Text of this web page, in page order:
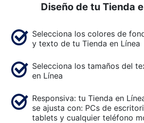
Diseño de tu Tienda
Selecciona los colores de
y texto de tu Tienda en Línea
Selecciona los tamaños del
en Línea
Responsiva: tu Tienda en
se ajusta con: PCs de
tablets y cualquier teléfono